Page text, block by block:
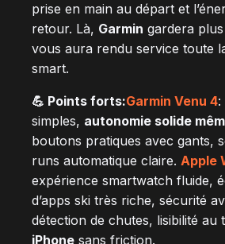
prise en main au départ et
retour. Là, Garmin gardera
vous aura rendu service toute
smart.
💪 Points forts:Garmin Venu 4:
simples, autonomie solide
boutons pratiques avec gants,
runs automatique claire. Apple
expérience smartwatch fluide,
d’apps ski très riche, sécurité
détection de chutes, lisibilité au
iPhone sans friction.